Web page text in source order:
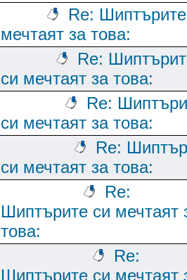
Re:
мечтаят за това:
Re:
си мечтаят за това:
Re:
си мечтаят за това:
Re:
си мечтаят за това:
Re:
Шиптърите си мечтаят
това:
Re:
Шиптърите си мечтаят